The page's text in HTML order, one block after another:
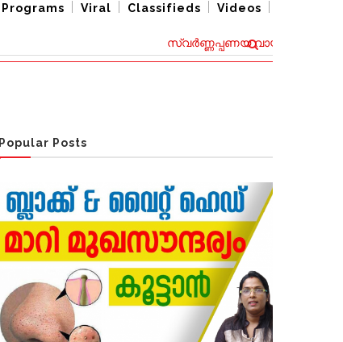
Programs Viral Classifieds Videos
സ്വര്‍ണ്ണപ്പണയ വായ്പ്പകൾക്ക്
Popular Posts